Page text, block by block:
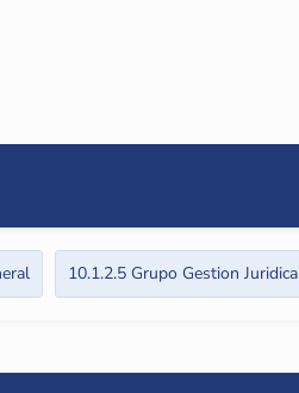
10.1.2.5 Grupo Gestion Juridica